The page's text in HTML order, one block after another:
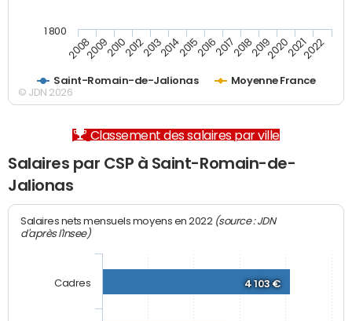
Saint-Romain-de-Jalionas Moyenne France
20082009201020122013201420152016201720182019202020212022
1 800
© JDN 2026
Classement des salaires par ville
Salaires par CSP à Saint-Romain-de-
Jalionas
Salaires nets mensuels moyens en 2022 (source : JDN
d'après l'Insee)
4 103 €
Cadres